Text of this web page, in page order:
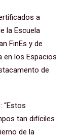
a
la Escuela
FinEs y de
en los Espacios
de
“Estos
tan difíciles
de la